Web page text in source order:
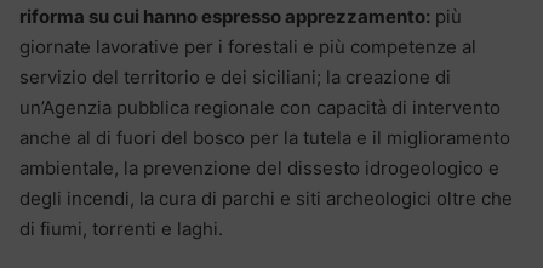
riforma su cui hanno espresso apprezzamento: più
giornate lavorative per i forestali e più competenze al
servizio del territorio e dei siciliani; la creazione di
un’Agenzia pubblica regionale con capacità di intervento
anche al di fuori del bosco per la tutela e il miglioramento
ambientale, la prevenzione del dissesto idrogeologico e
degli incendi, la cura di parchi e siti archeologici oltre che
di fiumi, torrenti e laghi.